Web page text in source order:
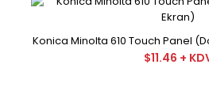
Konica Minolta 210
€116.42 +
Konica Minolta 610 Touch Panel
$11.46 +